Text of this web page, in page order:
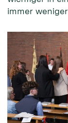
immer